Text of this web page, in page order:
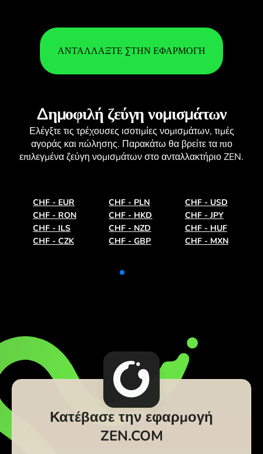
ΑΝΤΑΛΛΆΞΤΕ ΣΤΗΝ ΕΦΑΡΜΟΓΉ
Δημοφιλή ζεύγη νομισμάτων
Ελέγξτε τις τρέχουσες ισοτιμίες νομισμάτων, τιμές
αγοράς και πώλησης. Παρακάτω θα βρείτε τα πιο
επιλεγμένα ζεύγη νομισμάτων στο ανταλλακτήριο ZEN.
CHF - EUR CHF - PLN CHF - USD
CHF - RON CHF - HKD CHF - JPY
CHF - ILS CHF - NZD CHF - HUF
CHF - CZK CHF - GBP CHF - MXN
Κατέβασε την εφαρμογή
ZEN.COM